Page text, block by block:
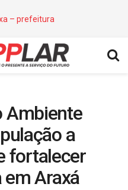
Ambiente
a
fortalecer
Araxá